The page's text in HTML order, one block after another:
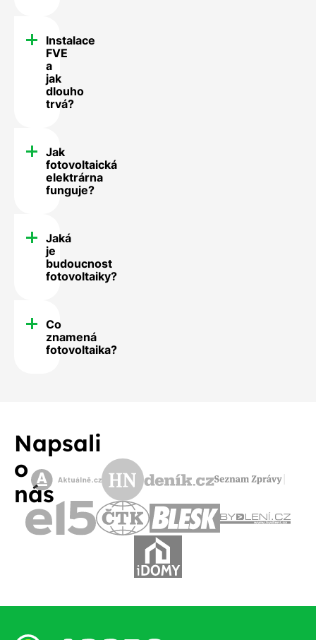
Instalace
FVE
a
jak
dlouho
trvá?
Jak
fotovoltaická
elektrárna
funguje?
Jaká
je
budoucnost
fotovoltaiky?
Co
znamená
fotovoltaika?
Napsali
o
nás